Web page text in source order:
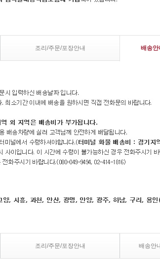
조리/주문/포장안내 배송안
조리/주문/포장안내 배송안